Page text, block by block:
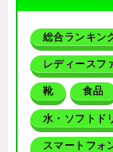
総合ランキン
レディースフ
靴 食品
水・ソフトド
スマートフォ